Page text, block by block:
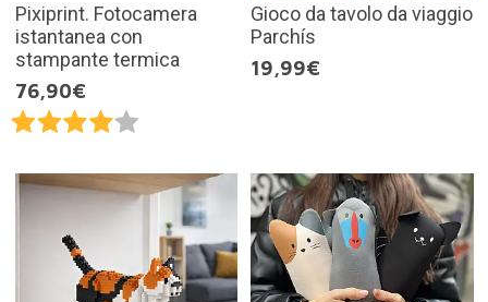
Pixiprint. Fotocamera
istantanea con
stampante termica
76,90€
Gioco da tavolo da viaggio
Parchís
19,99€